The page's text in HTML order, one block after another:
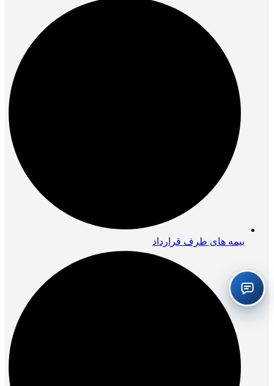
بیمه های طرف قرارداد